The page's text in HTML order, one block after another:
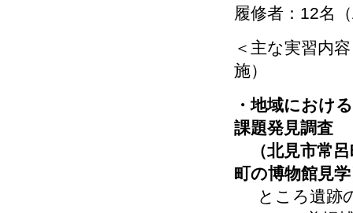
履修者：12名
＜主な実習内
施）
・地域におけ
課題発見調査
（北見市常呂
町の博物館見
ところ遺跡